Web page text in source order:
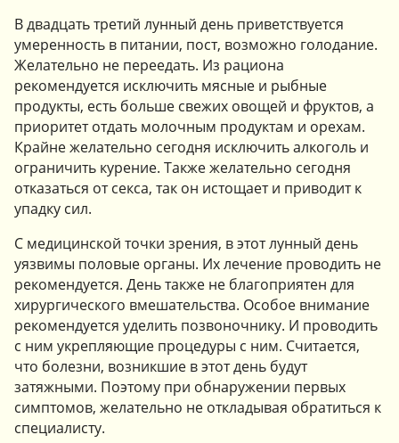
В двадцать третий лунный день приветствуется
умеренность в питании, пост, возможно голодание.
Желательно не переедать. Из рациона
рекомендуется исключить мясные и рыбные
продукты, есть больше свежих овощей и фруктов, а
приоритет отдать молочным продуктам и орехам.
Крайне желательно сегодня исключить алкоголь и
ограничить курение. Также желательно сегодня
отказаться от секса, так он истощает и приводит к
упадку сил.
С медицинской точки зрения, в этот лунный день
уязвимы половые органы. Их лечение проводить не
рекомендуется. День также не благоприятен для
хирургического вмешательства. Особое внимание
рекомендуется уделить позвоночнику. И проводить
с ним укрепляющие процедуры с ним. Считается,
что болезни, возникшие в этот день будут
затяжными. Поэтому при обнаружении первых
симптомов, желательно не откладывая обратиться к
специалисту.